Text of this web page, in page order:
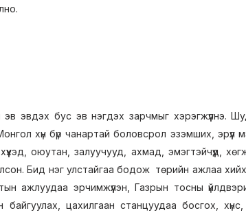
эвдэх бус эв нэгдэх зарчмыг хэрэгжүүлнэ.
хүн бүр чанартай боловсрол эзэмших, эрүүл
оюутан, залуучууд, ахмад, эмэгтэйчүүд,
Бид нэг улстайгаа бодож төрийн ажлаа хийх
ажлуудаа эрчимжүүлэн, Газрын тосны
цахилгаан станцуудаа босгох,